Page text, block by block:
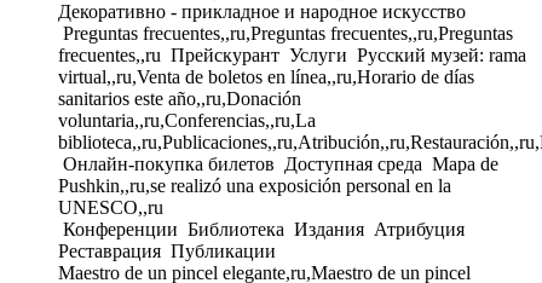
Декоративно - прикладное и народное искусство
Preguntas frecuentes,,ru,Preguntas frecuentes,,ru,Preguntas
frecuentes,,ru Прейскурант Услуги Русский музей: rama
virtual,,ru,Venta de boletos en línea,,ru,Horario de días
sanitarios este año,,ru,Donación
voluntaria,,ru,Conferencias,,ru,La
Онлайн-покупка билетов Доступная среда Mapa de
Pushkin,,ru,se realizó una exposición personal en la
UNESCO,,ru
Конференции Библиотека Издания Атрибуция
Реставрация Публикации
Maestro de un pincel elegante,ru,Maestro de un pincel